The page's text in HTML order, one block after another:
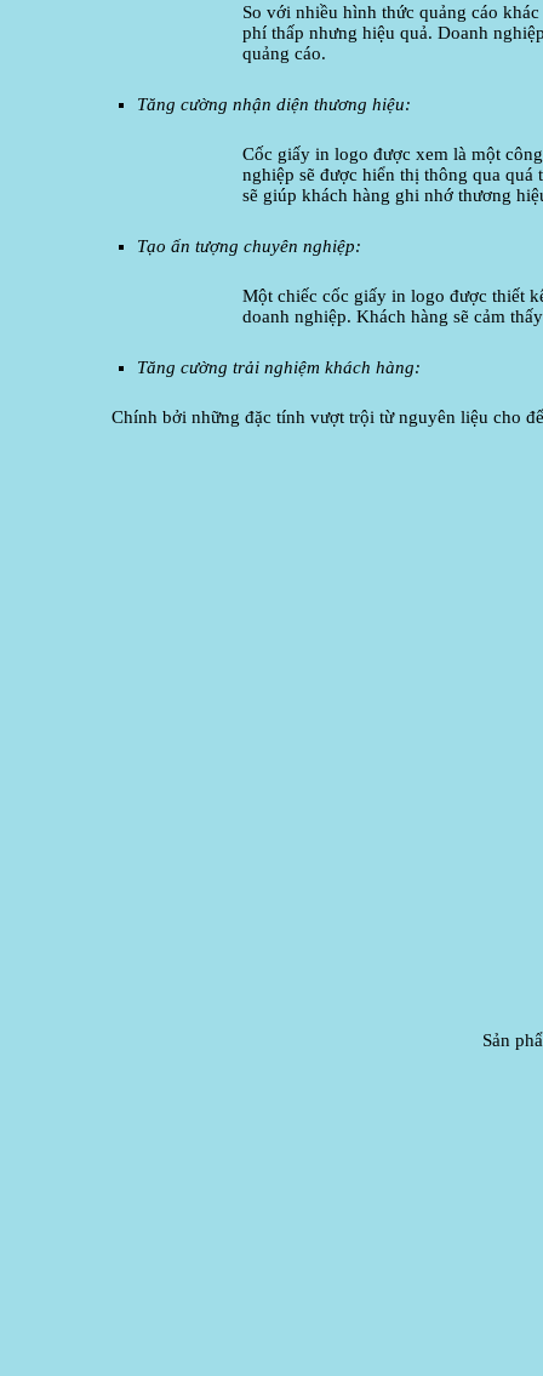
So với nhiều hình thức quảng cáo
phí thấp nhưng hiệu quả. Doanh
quảng cáo.
Tăng cường nhận diện thương hiệu:
Cốc giấy in logo được xem là một
nghiệp sẽ được hiển thị thông qua
sẽ giúp khách hàng ghi nhớ thương
Tạo ấn tượng chuyên nghiệp:
Một chiếc cốc giấy in logo được thiết
doanh nghiệp. Khách hàng sẽ cảm
Tăng cường trải nghiệm khách hàng:
Chính bởi những đặc tính vượt trội từ nguyên liệu cho
Sản